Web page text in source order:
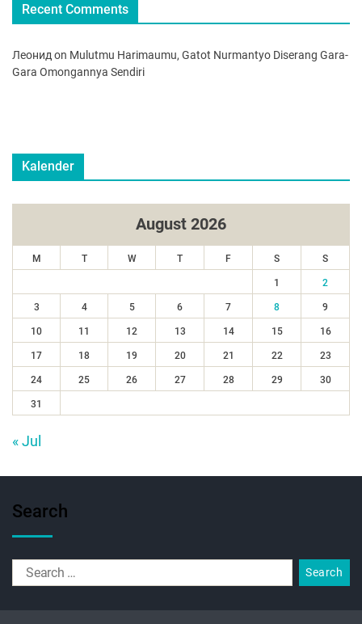
Recent Comments
Леонид on Mulutmu Harimaumu, Gatot Nurmantyo Diserang Gara-
Gara Omongannya Sendiri
Kalender
August 2026
M T W T F S S
1 2
3 4 5 6 7 8 9
10 11 12 13 14 15 16
17 18 19 20 21 22 23
24 25 26 27 28 29 30
31
« Jul
Search